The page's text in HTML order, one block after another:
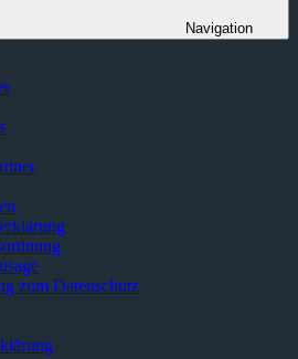
Navigation
zum Datenschutz